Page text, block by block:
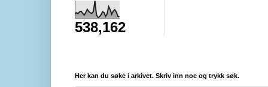
538,162
Her kan du søke i arkivet. Skriv inn noe og trykk søk.